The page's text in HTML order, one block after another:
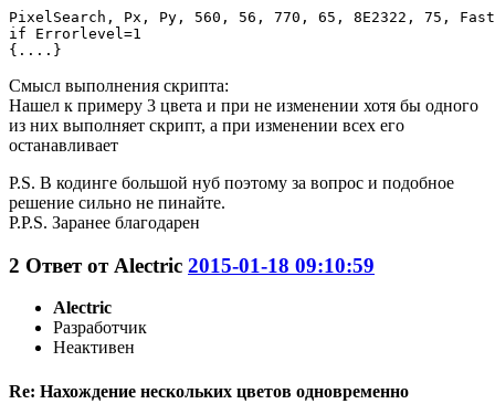
PixelSearch, Px, Py, 560, 56, 770, 65, 8E2322, 75, Fast
if Errorlevel=1
{....}
Смысл выполнения скрипта:
Нашел к примеру 3 цвета и при не изменении хотя бы одного
из них выполняет скрипт, а при изменении всех его
останавливает
P.S. В кодинге большой нуб поэтому за вопрос и подобное
решение сильно не пинайте.
P.P.S. Заранее благодарен
2 Ответ от Alectric 2015-01-18 09:10:59
Alectric
Разработчик
Неактивен
Re: Нахождение нескольких цветов одновременно